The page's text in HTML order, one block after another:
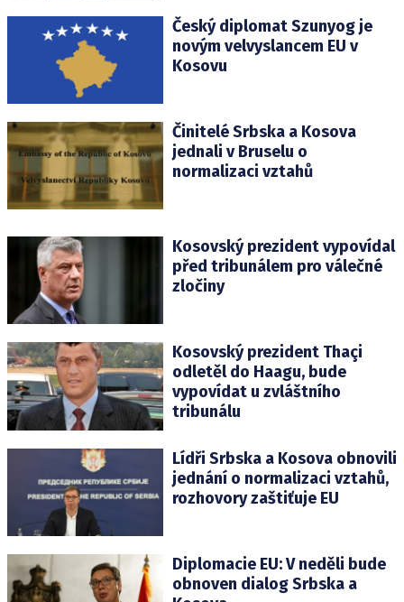
Český diplomat Szunyog je
novým velvyslancem EU v
Kosovu
Činitelé Srbska a Kosova
jednali v Bruselu o
normalizaci vztahů
Kosovský prezident vypovídal
před tribunálem pro válečné
zločiny
Kosovský prezident Thaçi
odletěl do Haagu, bude
vypovídat u zvláštního
tribunálu
Lídři Srbska a Kosova obnovili
jednání o normalizaci vztahů,
rozhovory zaštiťuje EU
Diplomacie EU: V neděli bude
obnoven dialog Srbska a